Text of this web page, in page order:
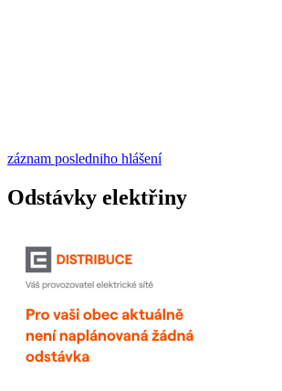
záznam posledniho hlášení
Odstávky elektřiny